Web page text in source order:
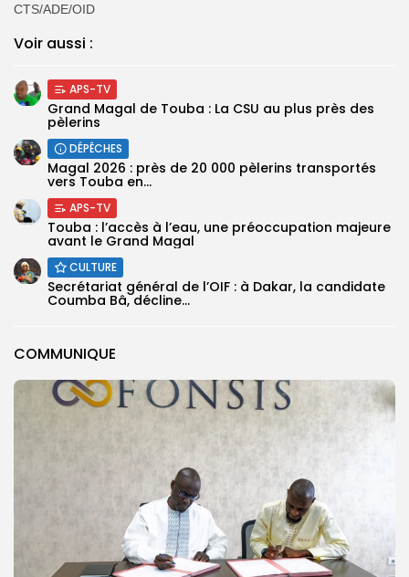
COMMUNIQUE
CTS/ADE/OID
Voir aussi :
APS-TV
Grand Magal de Touba : La CSU au plus près des
pèlerins
DÉPÊCHES
Magal 2026 : près de 20 000 pèlerins transportés
vers Touba en...
APS-TV
Touba : l’accès à l’eau, une préoccupation majeure
avant le Grand Magal
CULTURE
Secrétariat général de l’OIF : à Dakar, la candidate
Coumba Bâ, décline...